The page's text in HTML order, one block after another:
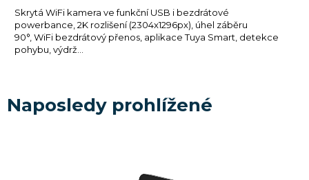
Skrytá WiFi kamera ve funkční USB i bezdrátové
powerbance, 2K rozlišení (2304x1296px), úhel záběru
90°, WiFi bezdrátový přenos, aplikace Tuya Smart, detekce
pohybu, výdrž...
Naposledy prohlížené